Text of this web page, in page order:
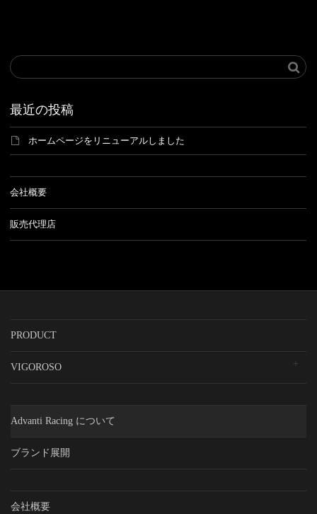
最近の投稿
ホームページをリニューアルしました
会社概要
販売代理店
PRODUCT
VIGOROSO
Advanti Racing について
ブランド展開
会社概要